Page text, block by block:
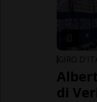
GIRO
di